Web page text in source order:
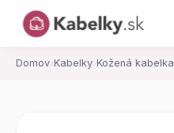
Domov› Kabelky› Kožená kabelka